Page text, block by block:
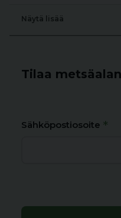
Näytä lisää
Tilaa
Sähköpostiosoite *